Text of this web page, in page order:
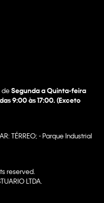
deSegunda a Quinta-feira
9:00 às 17:00. (Exceto
TÉRREO; - Parque Industrial
reserved.
LTDA.